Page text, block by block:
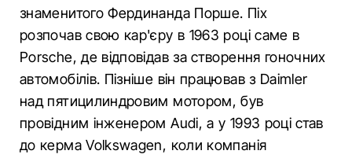
знаменитого Фердинанда Порше. Піх
розпочав свою кар'єру в 1963 році саме в
Porsche, де відповідав за створення гоночних
автомобілів. Пізніше він працював з Daimler
над пятицилиндровим мотором, був
провідним інженером Audi, а у 1993 році став
до керма Volkswagen, коли компанія